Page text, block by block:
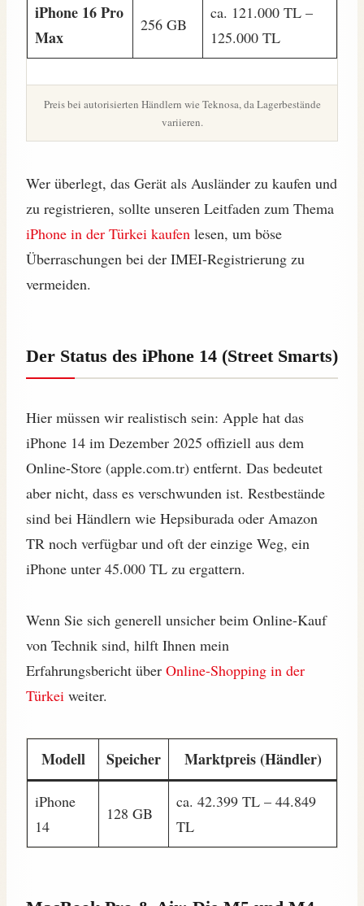
iPhone 16 Pro
Max
256 GB
ca. 121.000 TL –
125.000 TL
Preis bei autorisierten Händlern wie Teknosa, da Lagerbestände
variieren.
Wer überlegt, das Gerät als Ausländer zu kaufen und
zu registrieren, sollte unseren Leitfaden zum Thema
iPhone in der Türkei kaufen lesen, um böse
Überraschungen bei der IMEI-Registrierung zu
vermeiden.
Der Status des iPhone 14 (Street Smarts)
Hier müssen wir realistisch sein: Apple hat das
iPhone 14 im Dezember 2025 offiziell aus dem
Online-Store (apple.com.tr) entfernt. Das bedeutet
aber nicht, dass es verschwunden ist. Restbestände
sind bei Händlern wie Hepsiburada oder Amazon
TR noch verfügbar und oft der einzige Weg, ein
iPhone unter 45.000 TL zu ergattern.
Wenn Sie sich generell unsicher beim Online-Kauf
von Technik sind, hilft Ihnen mein
Erfahrungsbericht über Online-Shopping in der
Türkei weiter.
Modell Speicher Marktpreis (Händler)
iPhone
14
128 GB
ca. 42.399 TL – 44.849
TL